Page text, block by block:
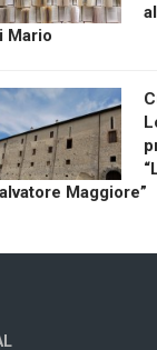
Mario
Maggiore”